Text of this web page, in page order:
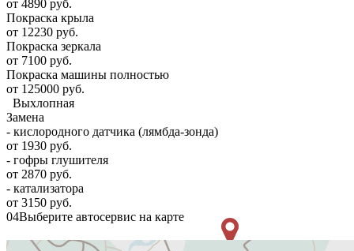
от 4890 руб.
Покраска крыла
от 12230 руб.
Покраска зеркала
от 7100 руб.
Покраска машины полностью
от 125000 руб.
Выхлопная
Замена
- кислородного датчика (лямбда-зонда)
от 1930 руб.
- гофры глушителя
от 2870 руб.
- катализатора
от 3150 руб.
04Выберите автосервис на карте